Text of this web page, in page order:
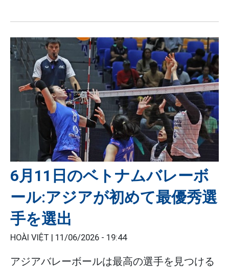
6月11日のベトナムバレーボ
ール:アジアが初めて最優秀選
手を選出
HOÀI VIỆT | 11/06/2026 - 19:44
アジアバレーボールは最高の選手を見つける